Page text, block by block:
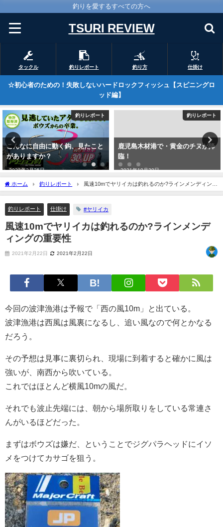
釣りを愛するすべての方へ
TSURI REVIEW
タックル 釣りレポート 釣り方 仕掛け
☆初心者のための！失敗しないハードロックフィッシュ【スピニングロ
ッド編】
釣りレポート
こんなに自由に動く鈎、見たこと
がありますか？
2023年2月25日
釣りレポート
鹿児島木材港で・黄金のチヌが降
臨！
2021年10月30日
ホーム 釣りレポート
風速10mでヤリイカは釣れるのか?ラインメンディング
の重要性
釣りレポート 仕掛け #ヤリイカ
風速10mでヤリイカは釣れるのか?ラインメンデ
ィングの重要性
2021年2月22日 2021年2月22日
今回の波津漁港は予報で「西の風10m」と出ている。
波津漁港は西風は風裏になるし、追い風なので何とかなる
だろう。
その予想は見事に裏切られ、現場に到着すると確かに風は
強いが、南西から吹いている。
これではほとんど横風10mの風だ。
それでも波止先端には、朝から場所取りをしている常連さ
んがいるほどだった。
まずはボウズは嫌だ、ということでジグパラヘッドにイソ
メをつけてカサゴを狙う。